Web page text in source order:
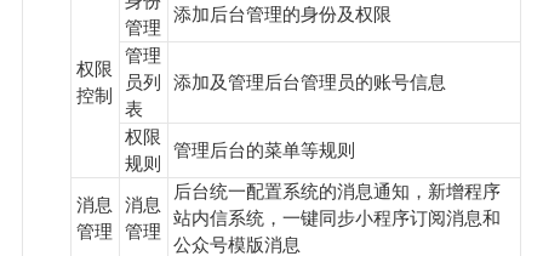
权限
控制
管理
添加后台管理的身份及权限
管理
员列
表
添加及管理后台管理员的账号信息
权限
规则
管理后台的菜单等规则
消息
管理
消息
管理
后台统一配置系统的消息通知，新增程序
站内信系统，一键同步小程序订阅消息和
公众号模版消息